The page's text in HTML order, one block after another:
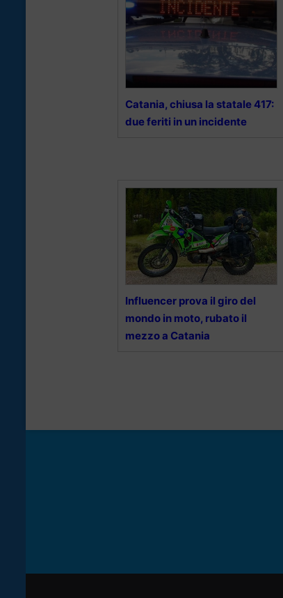
Catania, chiusa la statale 417:
due feriti in un incidente
Influencer prova il giro del
mondo in moto, rubato il
mezzo a Catania